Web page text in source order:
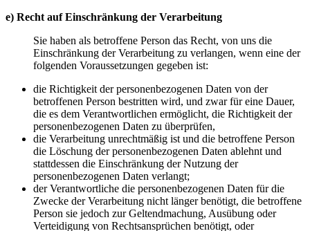
e) Recht auf Einschränkung der Verarbeitung
Sie haben als betroffene Person das Recht, von uns die
Einschränkung der Verarbeitung zu verlangen, wenn eine der
folgenden Voraussetzungen gegeben ist:
die Richtigkeit der personenbezogenen Daten von der
betroffenen Person bestritten wird, und zwar für eine Dauer,
die es dem Verantwortlichen ermöglicht, die Richtigkeit der
personenbezogenen Daten zu überprüfen,
die Verarbeitung unrechtmäßig ist und die betroffene Person
die Löschung der personenbezogenen Daten ablehnt und
stattdessen die Einschränkung der Nutzung der
personenbezogenen Daten verlangt;
der Verantwortliche die personenbezogenen Daten für die
Zwecke der Verarbeitung nicht länger benötigt, die betroffene
Person sie jedoch zur Geltendmachung, Ausübung oder
Verteidigung von Rechtsansprüchen benötigt, oder